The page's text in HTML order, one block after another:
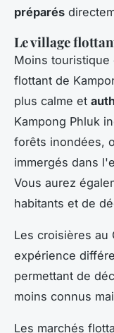
préparés
Le village
Moins touristique
flottant de
plus calme et
Kampong Phluk
forêts inondées,
immergés dans
Vous aurez
habitants et de
Les croisières au
expérience
permettant de
moins connus
Les marchés